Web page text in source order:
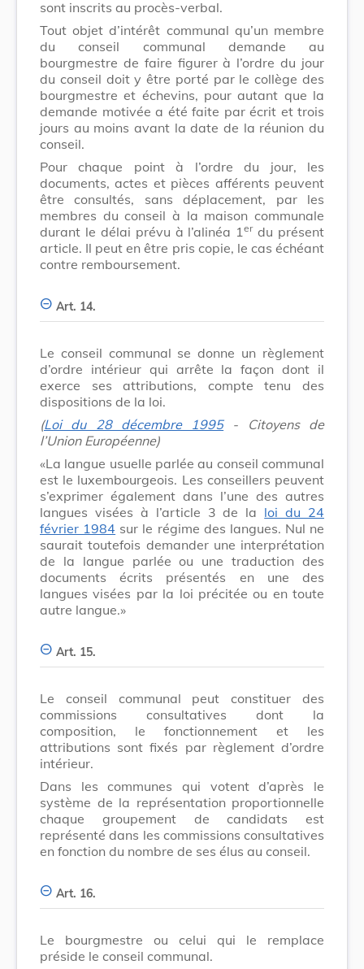
sont inscrits au procès-verbal.
Tout objet d’intérêt communal qu’un membre
du conseil communal demande au
bourgmestre de faire figurer à l’ordre du jour
du conseil doit y être porté par le collège des
bourgmestre et échevins, pour autant que la
demande motivée a été faite par écrit et trois
jours au moins avant la date de la réunion du
conseil.
Pour chaque point à l’ordre du jour, les
documents, actes et pièces afférents peuvent
être consultés, sans déplacement, par les
membres du conseil à la maison communale
durant le délai prévu à l’alinéa 1erdu présent
article. Il peut en être pris copie, le cas échéant
contre remboursement.
Art. 14.
Le conseil communal se donne un règlement
d’ordre intérieur qui arrête la façon dont il
exerce ses attributions, compte tenu des
dispositions de la loi.
(Loi du 28 décembre 1995- Citoyens de
l’Union Européenne)
«La langue usuelle parlée au conseil communal
est le luxembourgeois. Les conseillers peuvent
s’exprimer également dans l’une des autres
langues visées à l’article 3 de la loi du 24
février 1984 sur le régime des langues. Nul ne
saurait toutefois demander une interprétation
de la langue parlée ou une traduction des
documents écrits présentés en une des
langues visées par la loi précitée ou en toute
autre langue.»
Art. 15.
Le conseil communal peut constituer des
commissions consultatives dont la
composition, le fonctionnement et les
attributions sont fixés par règlement d’ordre
intérieur.
Dans les communes qui votent d’après le
système de la représentation proportionnelle
chaque groupement de candidats est
représenté dans les commissions consultatives
en fonction du nombre de ses élus au conseil.
Art. 16.
Le bourgmestre ou celui qui le remplace
préside le conseil communal.